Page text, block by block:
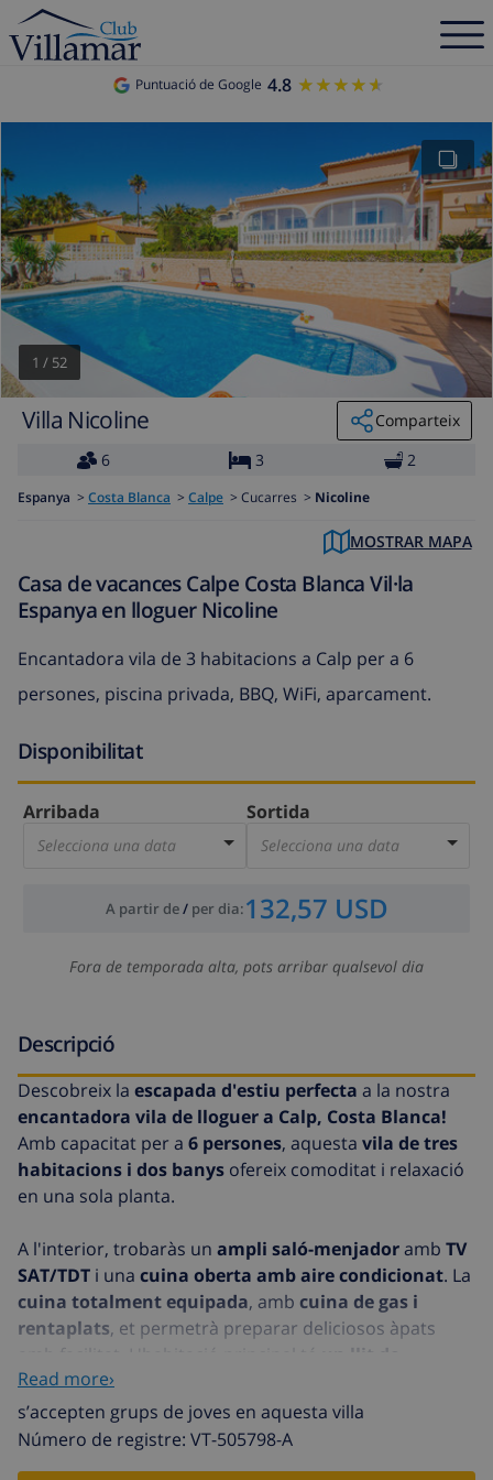
Puntuació de Google 4.8 ★★★★★
★★★★★
1 / 52
Villa Nicoline
Comparteix
6
3 2
Espanya > Costa Blanca > Calpe > Cucarres > Nicoline
MOSTRAR MAPA
Casa de vacances Calpe Costa Blanca Vil·la
Espanya en lloguer Nicoline
Encantadora vila de 3 habitacions a Calp per a 6
persones, piscina privada, BBQ, WiFi, aparcament.
Disponibilitat
Arribada
Selecciona una data
Sortida
Selecciona una data
A partir de/ per dia:132,57 USD
Fora de temporada alta, pots arribar qualsevol dia
Descripció
Descobreix la escapada d'estiu perfecta a la nostra
encantadora vila de lloguer a Calp, Costa Blanca!
Amb capacitat per a 6 persones, aquesta vila de tres
habitacions i dos banys ofereix comoditat i relaxació
en una sola planta.
A l'interior, trobaràs un ampli saló-menjadoramb TV
SAT/TDT i una cuina oberta amb aire condicionat. La
cuina totalment equipada, amb cuina de gas i
rentaplats, et permetrà preparar deliciosos àpats
amb facilitat. L'habitació principal té
un llit de
matrimoni i aire condicionat
dues habitacions disposen dedos llits individuals i
un llit de matrimonirespectivament.
Read more›
s’accepten grups de joves en aquesta villa
Número de registre: VT-505798-A